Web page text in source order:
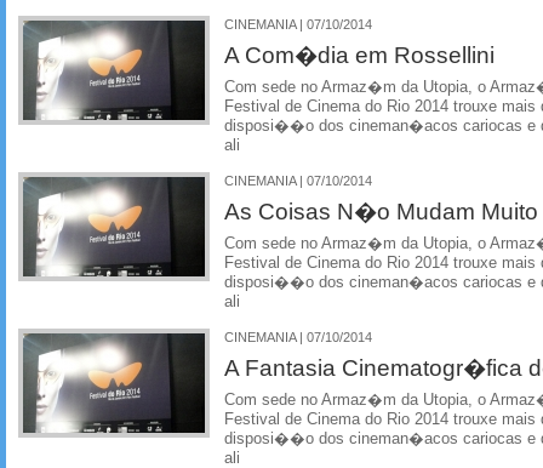
CINEMANIA | 07/10/2014
A Com�dia em Rossellini
Com sede no Armaz�m da Utopia, o
Festival de Cinema do Rio 2014 trouxe
disposi��o dos cineman�acos cariocas e
ali
CINEMANIA | 07/10/2014
As Coisas N�o Mudam Muito
Com sede no Armaz�m da Utopia, o
Festival de Cinema do Rio 2014 trouxe
disposi��o dos cineman�acos cariocas e
ali
CINEMANIA | 07/10/2014
A Fantasia Cinematogr�fica
Com sede no Armaz�m da Utopia, o
Festival de Cinema do Rio 2014 trouxe
disposi��o dos cineman�acos cariocas e
ali